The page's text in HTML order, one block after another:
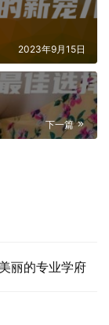
2023年9月15日
下一篇
丽的专业学府